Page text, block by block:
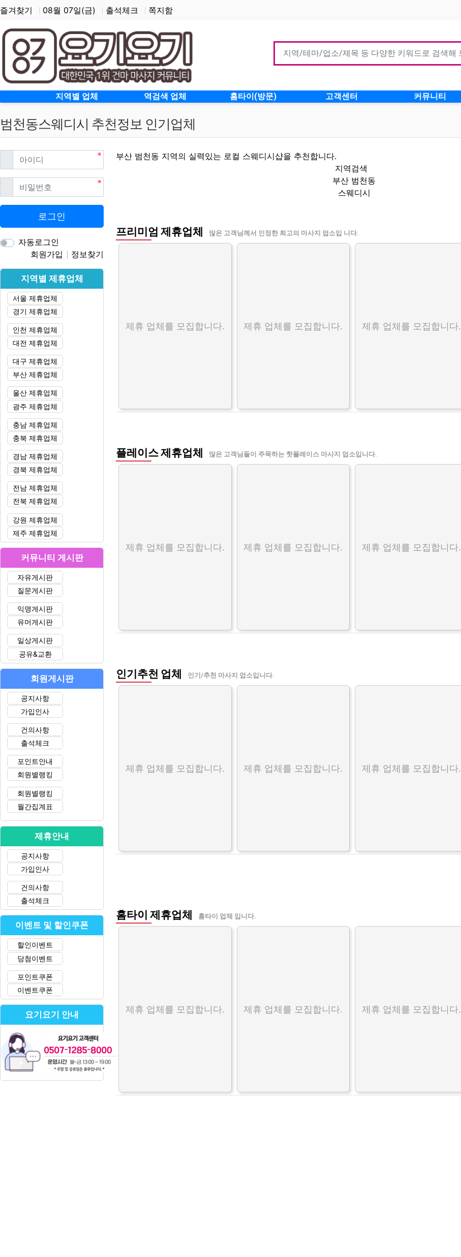
즐겨찾기 08월 07일(금) 출석체크 쪽지함
지역별 업체 역검색 업체 홈타이(방문) 고객센터 커뮤니티
범천동스웨디시 추천정보 인기업체
부산 범천동 지역의 실력있는 로컬 스웨디시샵을 추천합니다.
지역검색
부산 범천동
스웨디시
프리미엄 제휴업체 많은 고객님께서 인정한 최고의 마사지 업소입 니다.
제휴 업체를 모집합니다. 제휴 업체를 모집합니다. 제휴 업체를 모집합니다.
플레이스 제휴업체 많은 고객님들이 주목하는 핫플레이스 마사지 업소입니다.
제휴 업체를 모집합니다. 제휴 업체를 모집합니다. 제휴 업체를 모집합니다.
인기추천 업체 인기/추천 마사지 업소입니다.
제휴 업체를 모집합니다. 제휴 업체를 모집합니다. 제휴 업체를 모집합니다.
홈타이 제휴업체 홈타이 업체 입니다.
제휴 업체를 모집합니다. 제휴 업체를 모집합니다. 제휴 업체를 모집합니다.
아이디필수
비밀번호필수
로그인
자동로그인
회원가입
정보찾기
지역별 제휴업체
서울 제휴업체
경기 제휴업체
인천 제휴업체
대전 제휴업체
대구 제휴업체
부산 제휴업체
울산 제휴업체
광주 제휴업체
충남 제휴업체
충북 제휴업체
경남 제휴업체
경북 제휴업체
전남 제휴업체
전북 제휴업체
강원 제휴업체
제주 제휴업체
커뮤니티 게시판
자유게시판
질문게시판
익명게시판
유머게시판
일상게시판
공유&교환
회원게시판
공지사항
가입인사
건의사항
출석체크
포인트안내
회원별랭킹
회원별랭킹
월간집계표
제휴안내
공지사항
가입인사
건의사항
출석체크
이벤트 및 할인쿠폰
할인이벤트
당첨이벤트
포인트쿠폰
이벤트쿠폰
요기요기 안내